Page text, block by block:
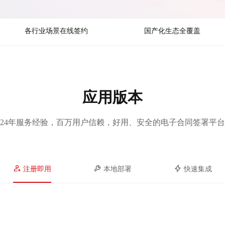
各行业场景在线签约 国产化生态全覆盖
应用版本
24年服务经验，百万用户信赖，好用、安全的电子合同签署平台
注册即用 本地部署 快速集成